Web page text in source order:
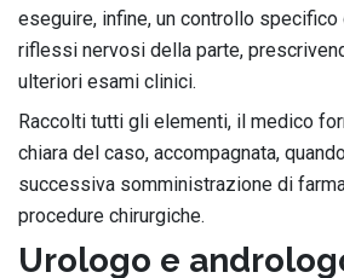
eseguire, infine, un controllo
riflessi nervosi della parte,
ulteriori esami clinici.
Raccolti tutti gli elementi, il medico
chiara del caso, accompagnata,
successiva somministrazione di
procedure chirurgiche.
Urologo e